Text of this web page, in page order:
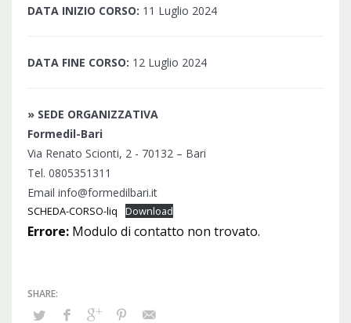
DATA INIZIO CORSO: 11 Luglio 2024
DATA FINE CORSO: 12 Luglio 2024
» SEDE ORGANIZZATIVA
Formedil-Bari
Via Renato Scionti, 2 - 70132 – Bari
Tel. 0805351311
Email info@formedilbari.it
SCHEDA-CORSO-liq Download
Errore: Modulo di contatto non trovato.